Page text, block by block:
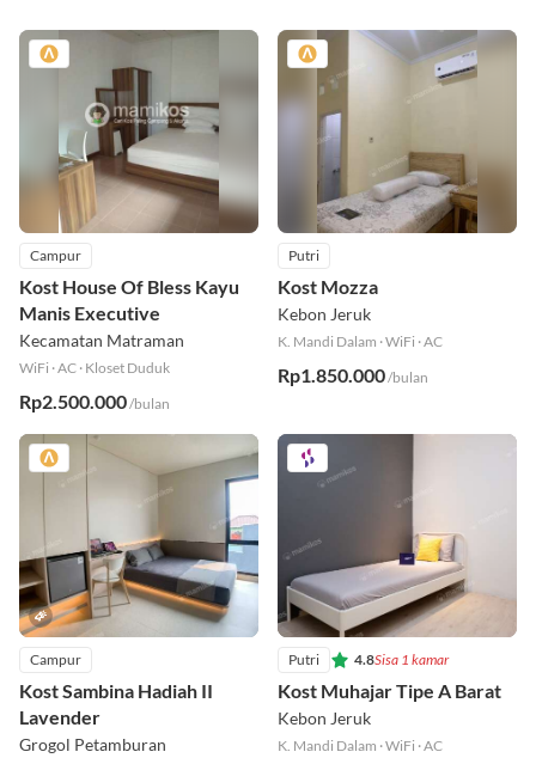
Campur
Kost House Of Bless Kayu
Manis Executive
Kecamatan Matraman
WiFi ·AC · Kloset Duduk
Rp2.500.000/bulan
Putri
Kost Mozza
Kebon Jeruk
K. Mandi Dalam ·WiFi ·AC
Rp1.850.000/bulan
Campur
Kost Sambina Hadiah II
Lavender
Grogol Petamburan
Putri 4.8Sisa 1 kamar
Kost Muhajar Tipe A Barat
Kebon Jeruk
K. Mandi Dalam ·WiFi ·AC